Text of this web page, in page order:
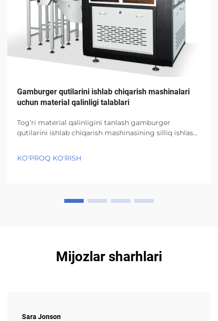
Gamburger qutilarini ishlab chiqarish mashinalari
uchun material qalinligi talablari
Tog'ri material qalinligini tanlash gamburger
qutilarini ishlab chiqarish mashinasining silliq ishlashi,
ega. Masalan, Venzhou Bonje kompaniyasining
KO'PROQ KO'RISH
Mijozlar sharhlari
Sara Jonson